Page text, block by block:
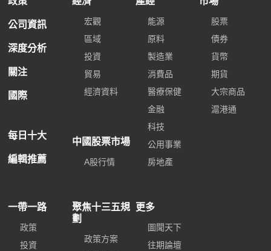
公司資訊
深度分析
關注
國際
每日十大
編輯推薦
宏觀
區域
投資
貿易
經濟資料
中國股票市場
A股行情
能源
原料
製造業
消費品
醫療保健
金融
科技
公用事業
房地產
股票
債券
貨幣
期貨
大宗商品
滬港通
一帶一路
政策
投資
聚焦十三五規
劃
政策方案
更多
圖聞天下
往期論壇